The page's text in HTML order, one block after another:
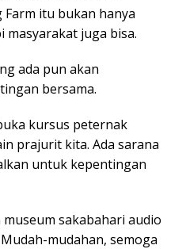
itu bukan hanya
juga bisa.
ada pun akan
bersama.
kursus peternak
prajurit kita. Ada sarana
untuk kepentingan
sakabahari audio
mudahan, semoga